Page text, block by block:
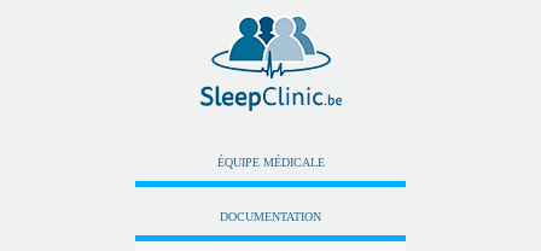
ÉQUIPE MÉDICALE
DOCUMENTATION